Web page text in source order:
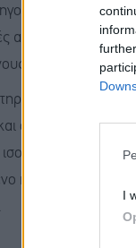
I
την
αποτύπωμα στην
ο Όμιλος
ισορροπία μεταξύ
πλαίσιο παροχών,